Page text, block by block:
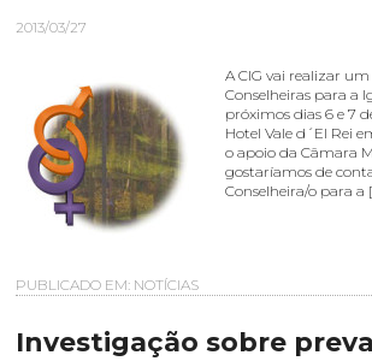
2013/03/27
A CIG vai realizar
Conselheiras para a
próximos dias 6 e 7
Hotel Vale d´El Rei
o apoio da Câmara
gostaríamos de
Conselheira/o para a
PUBLICADO EM: NOTÍCIAS
Investigação sobre